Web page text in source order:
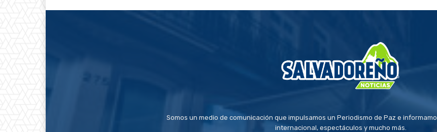
Somos un medio de comunicación que impulsamos un Periodismo de Paz e
internacional, espectáculos y mucho más.